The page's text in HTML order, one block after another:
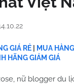
GIÁ RẺ
MUA
HÃNG GIẢM GIÁ
nữ blogger du